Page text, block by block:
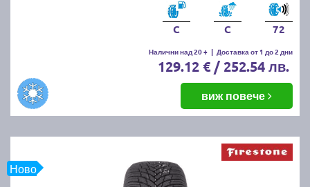
C C 72
Налични над 20 + | Доставка от 1 до 2 дни
129.12 € / 252.54 лв.
виж повече
Ново